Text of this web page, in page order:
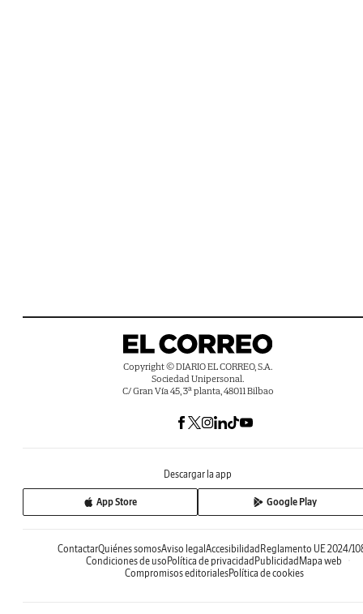
Copyright © DIARIO EL CORREO, S.A.
Sociedad Unipersonal.
C/ Gran Vía 45, 3ª planta, 48011 Bilbao
Descargar la app
App Store Google Play
ContactarQuiénes somosAviso legalAccesibilidadReglamento UE 2024/
Condiciones de usoPolítica de privacidadPublicidadMapa web
Compromisos editorialesPolítica de cookies